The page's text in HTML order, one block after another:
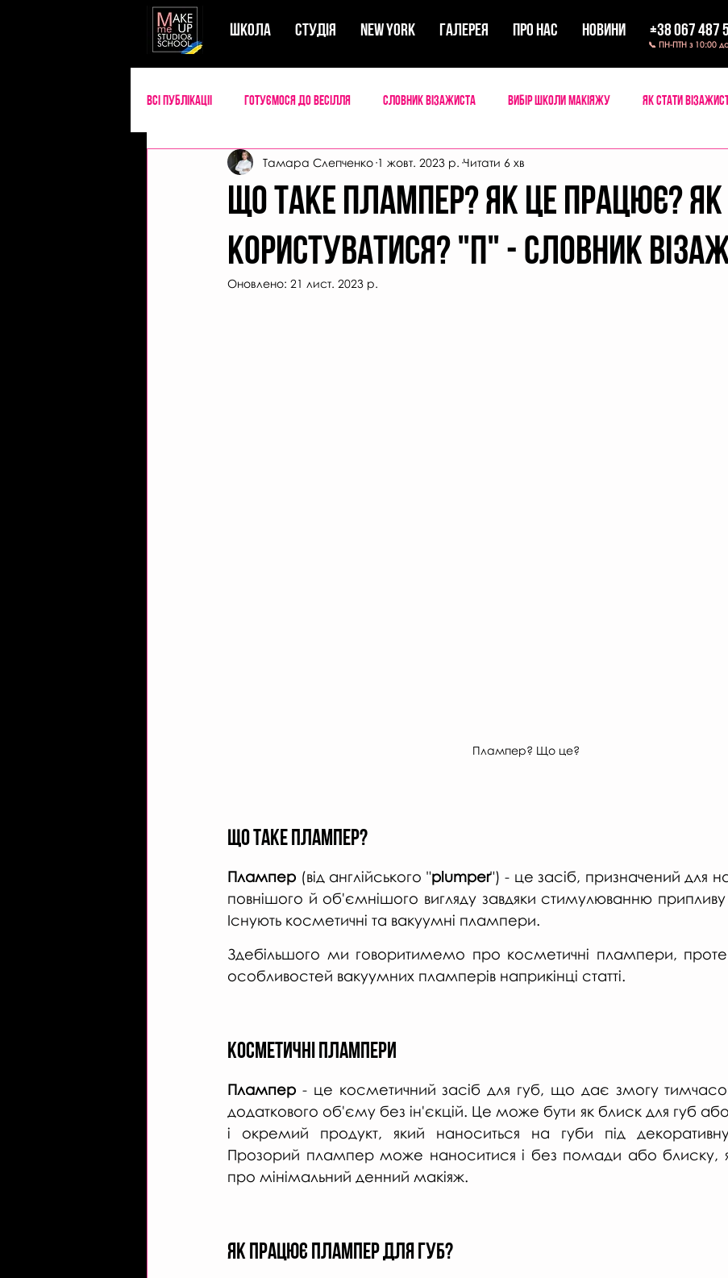
ШКОЛА СТУДIЯ New York ГАЛЕРЕЯ ПРО НАС НОВИНИ +38 067 487
📞 ПН-ПТН з 10:00
Всі публікаціі Готуємося до весілля Словник візажиста Вибір школи макіяжу Як стати
Успішний майстер б'юті Секрети мейкап Мандри візажиста
ЩО ТАКЕ ПЛАМПЕР? ЯК ЦЕ ПРАЦЮЄ?
КОРИСТУВАТИСЯ? "П" - СЛОВНИК
Тамара Слепченко 1 жовт. 2023 р. Читати 6 хв
Оновлено: 21 лист. 2023 р.
Плампер? Що це?
ЩО ТАКЕ ПЛАМПЕР?
Плампер (від англійського "plumper") - це засіб, призначений для
повнішого й об'ємнішого вигляду завдяки стимулюванню припливу
Існують косметичні та вакуумні плампери.
Здебільшого ми говоритимемо про косметичні плампери,
особливостей вакуумних пламперів наприкінці статті.
КОСМЕТИЧНІ ПЛАМПЕРИ
Плампер - це косметичний засіб для губ, що дає змогу
додаткового об'єму без ін'єкцій. Це може бути як блиск для губ
і окремий продукт, який наноситься на губи під
Прозорий плампер може наноситися і без помади або блиску,
про мінімальний денний макіяж.
Як працює плампер для губ?